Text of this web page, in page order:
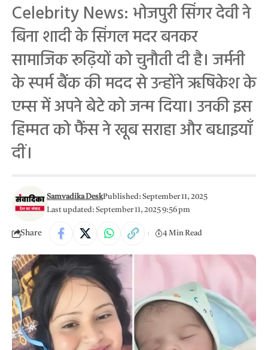
Celebrity News: भोजपुरी सिंगर देवी ने
बिना शादी के सिंगल मदर बनकर
सामाजिक रूढ़ियों को चुनौती दी है। जर्मनी
के स्पर्म बैंक की मदद से उन्होंने ऋषिकेश के
एम्स में अपने बेटे को जन्म दिया। उनकी इस
हिम्मत को फैंस ने खूब सराहा और बधाइयाँ
दीं।
Last updated: September 11, 2025 9:56 pm
Samvadika DeskPublished: September 11, 2025
Share 4 Min Read